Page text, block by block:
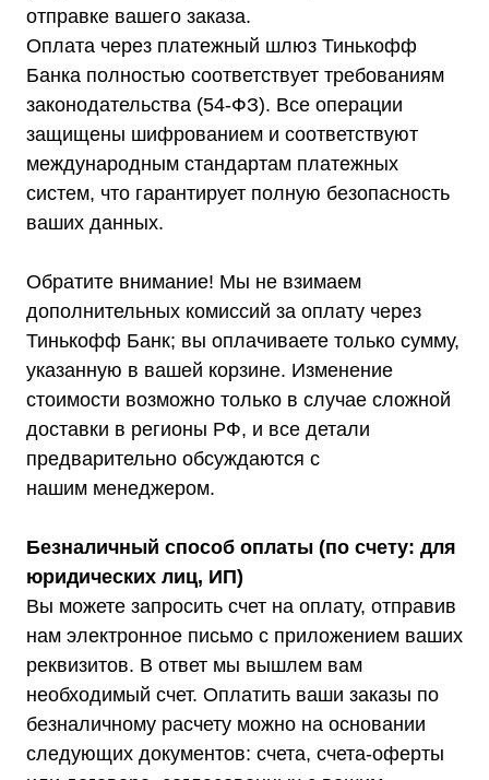
отправке вашего заказа.
Оплата через платежный шлюз Тинькофф
Банка полностью соответствует требованиям
законодательства (54-ФЗ). Все операции
защищены шифрованием и соответствуют
международным стандартам платежных
систем, что гарантирует полную безопасность
ваших данных.
Обратите внимание! Мы не взимаем
дополнительных комиссий за оплату через
Тинькофф Банк; вы оплачиваете только сумму,
указанную в вашей корзине. Изменение
стоимости возможно только в случае сложной
доставки в регионы РФ, и все детали
предварительно обсуждаются с
нашим менеджером.
Безналичный способ оплаты (по счету: для
юридических лиц, ИП)
Вы можете запросить счет на оплату, отправив
нам электронное письмо с приложением ваших
реквизитов. В ответ мы вышлем вам
необходимый счет. Оплатить ваши заказы по
безналичному расчету можно на основании
следующих документов: счета, счета-оферты
Покупателям
О компании
Доставка
Оплата
Гарантии
Акции
Контакты
Режим работы: Пн-Пт: 9:00 —
18:00
info@shtil-stab.ru
г. Москва, 2-й Южнопортовый
Информация, размещенная на сайте,
не является публичной офертой
Политика конфиденциальности
8 (800) 444-75-17